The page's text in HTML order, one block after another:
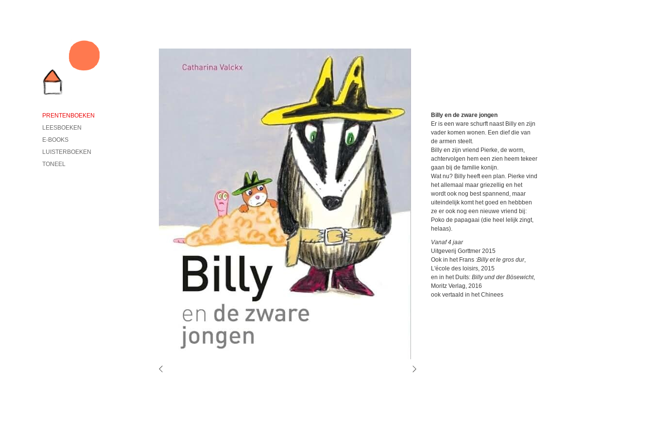
PRENTENBOEKEN
LEESBOEKEN
E-BOOKS
LUISTERBOEKEN
TONEEL
Billy en de zware jongen
Er is een ware schurft naast Billy en zijn
vader komen wonen. Een dief die van
de armen steelt.
Billy en zijn vriend Pierke, de worm,
achtervolgen hem een zien heem tekeer
gaan bij de familie konijn.
Wat nu? Billy heeft een plan. Pierke vind
het allemaal maar griezellig en het
wordt ook nog best spannend, maar
uiteindelijk komt het goed en hebbben
ze er ook nog een nieuwe vriend bij:
Poko de papagaai (die heel lelijk zingt,
helaas).
Vanaf 4 jaar
Uitgeverij Gorttmer 2015
Ook in het Frans :Billy et le gros dur,
L'école des loisirs, 2015
en in het Duits: Billy und der Bösewicht,
Moritz Verlag, 2016
ook vertaald in het Chinees